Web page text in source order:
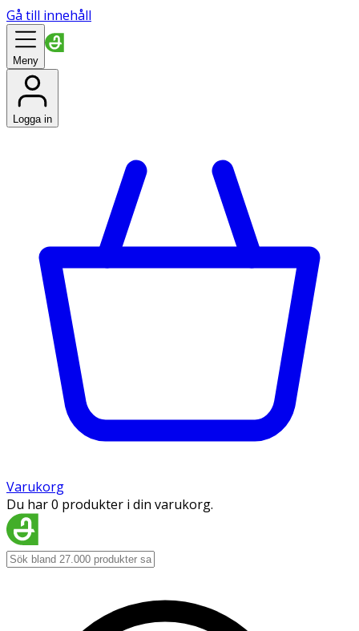
Gå till innehåll
Meny
Logga in
Varukorg
Du har 0 produkter i din varukorg.